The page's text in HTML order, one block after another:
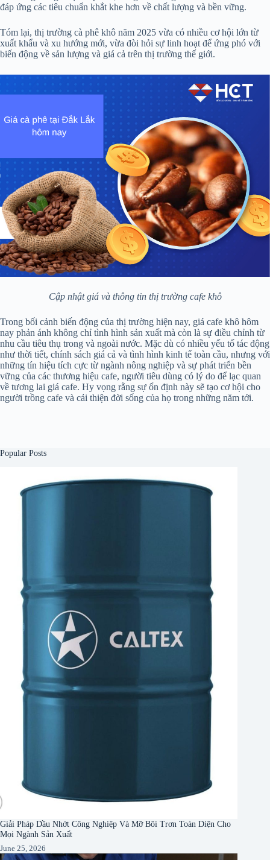
đáp ứng các tiêu chuẩn khắt khe hơn về chất lượng và bền vững.
Tóm lại, thị trường cà phê khô năm 2025 vừa có nhiều cơ hội lớn từ
xuất khẩu và xu hướng mới, vừa đòi hỏi sự linh hoạt để ứng phó với
biến động về sản lượng và giá cả trên thị trường thế giới.
Cập nhật giá và thông tin thị trường cafe khô
Trong bối cảnh biến động của thị trường hiện nay, giá cafe khô hôm
nay phản ánh không chỉ tình hình sản xuất mà còn là sự điều chỉnh từ
nhu cầu tiêu thụ trong và ngoài nước. Mặc dù có nhiều yếu tố tác động
như thời tiết, chính sách giá cả và tình hình kinh tế toàn cầu, nhưng với
những tín hiệu tích cực từ ngành nông nghiệp và sự phát triển bền
vững của các thương hiệu cafe, người tiêu dùng có lý do để lạc quan
về tương lai giá cafe. Hy vọng rằng sự ổn định này sẽ tạo cơ hội cho
người trồng cafe và cải thiện đời sống của họ trong những năm tới.
Popular Posts
Giải Pháp Dầu Nhớt Công Nghiệp Và Mỡ Bôi Trơn Toàn Diện Cho
Mọi Ngành Sản Xuất
June 25, 2026